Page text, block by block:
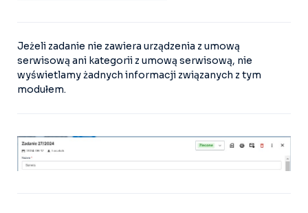
Jeżeli zadanie nie zawiera urządzenia z umową
serwisową ani kategorii z umową serwisową, nie
wyświetlamy żadnych informacji związanych z tym
modułem.